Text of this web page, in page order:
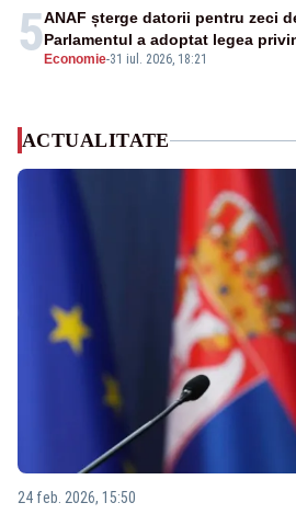
5 Economie-31 iul. 2026, 18:21
ANAF șterge datorii pentru zeci
Parlamentul a adoptat legea
ACTUALITATE
24 feb. 2026, 15:50